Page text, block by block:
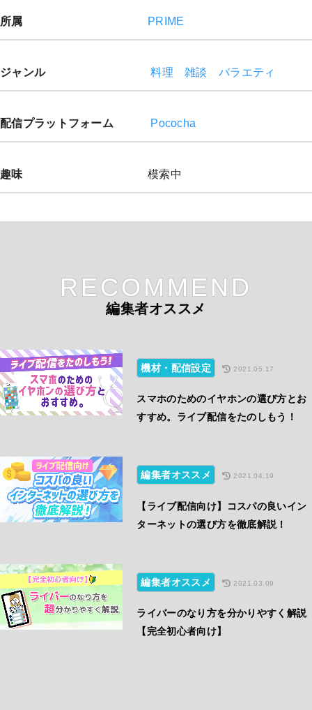
所属 PRIME
ジャンル 料理 雑談 バラエティ
配信プラットフォーム Pococha
趣味 模索中
RECOMMEND
編集者オススメ
機材・配信設定 2021.05.17
スマホのためのイヤホンの選び方とお
すすめ。ライブ配信をたのしもう！
編集者オススメ 2021.04.19
【ライブ配信向け】コスパの良いイン
ターネットの選び方を徹底解説！
編集者オススメ 2021.03.09
ライバーのなり方を分かりやすく解説
【完全初心者向け】